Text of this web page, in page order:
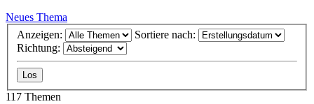
Neues Thema
Anzeigen:
Sortiere nach:
Richtung:
117 Themen